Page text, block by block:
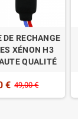
DE RECHANGE
XÉNON H3
QUALITÉ
€ 49,00 €